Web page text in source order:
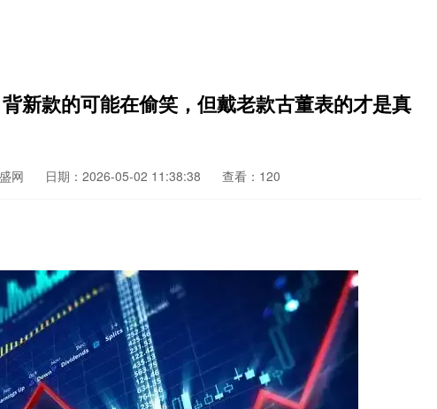
新款的可能在偷笑，但戴老款古董表的才是真
网 日期：2026-05-02 11:38:38 查看：120